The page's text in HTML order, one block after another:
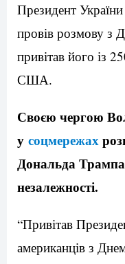
Президент
провів розмову з
привітав його із
США.
Своєю чергою
у соцмережах
Дональда Трампа
незалежності.
“Привітав
американців з